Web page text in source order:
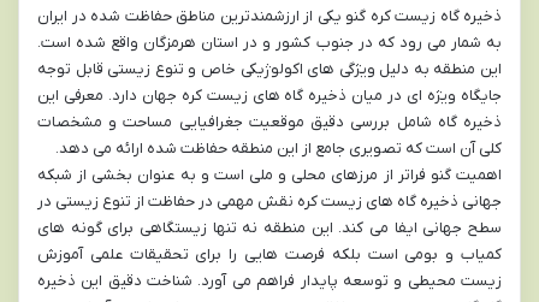
ذخیره گاه زیست کره گنو یکی از ارزشمندترین مناطق حفاظت شده در ایران
به شمار می رود که در جنوب کشور و در استان هرمزگان واقع شده است.
این منطقه به دلیل ویژگی های اکولوژیکی خاص و تنوع زیستی قابل توجه
جایگاه ویژه ای در میان ذخیره گاه های زیست کره جهان دارد. معرفی این
ذخیره گاه شامل بررسی دقیق موقعیت جغرافیایی مساحت و مشخصات
کلی آن است که تصویری جامع از این منطقه حفاظت شده ارائه می دهد.
اهمیت گنو فراتر از مرزهای محلی و ملی است و به عنوان بخشی از شبکه
جهانی ذخیره گاه های زیست کره نقش مهمی در حفاظت از تنوع زیستی در
سطح جهانی ایفا می کند. این منطقه نه تنها زیستگاهی برای گونه های
کمیاب و بومی است بلکه فرصت هایی را برای تحقیقات علمی آموزش
زیست محیطی و توسعه پایدار فراهم می آورد. شناخت دقیق این ذخیره